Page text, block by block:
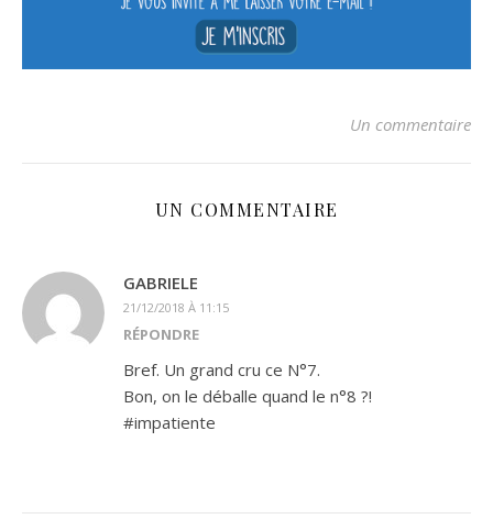
Un commentaire
UN COMMENTAIRE
GABRIELE
21/12/2018 À 11:15
RÉPONDRE
Bref. Un grand cru ce N°7.
Bon, on le déballe quand le n°8 ?!
#impatiente